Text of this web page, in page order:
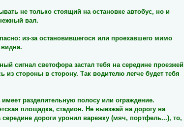
не только стоящий на остановке автобус, но и
вал.
из-за остановившегося или проехавшего мимо
сигнал светофора застал тебя на середине проезжей
из стороны в сторону. Так водителю легче будет тебя
разделительную полосу или ограждение.
площадка, стадион. Не выезжай на дорогу на
дороги уронил варежку (мяч, портфель...), то,